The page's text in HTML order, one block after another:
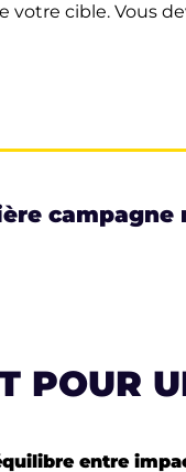
cible. Vous
campagne
POUR
entre